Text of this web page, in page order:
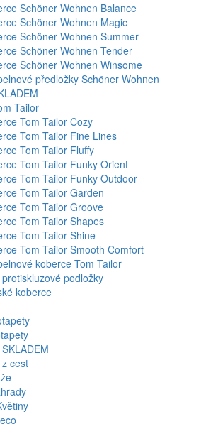
Schöner Wohnen Balance
Schöner Wohnen Magic
Schöner Wohnen Summer
Schöner Wohnen Tender
Schöner Wohnen Winsome
předložky Schöner Wohnen
Tailor
Tom Tailor Cozy
Tom Tailor Fine Lines
Tom Tailor Fluffy
Tom Tailor Funky Orient
Tom Tailor Funky Outdoor
Tom Tailor Garden
Tom Tailor Groove
Tom Tailor Shapes
Tom Tailor Shine
Tom Tailor Smooth Comfort
koberce Tom Tailor
podložky
koberce
cest